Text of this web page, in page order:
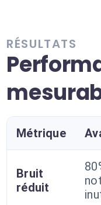
RÉSULTATS
Métrique
Bruit
réduit